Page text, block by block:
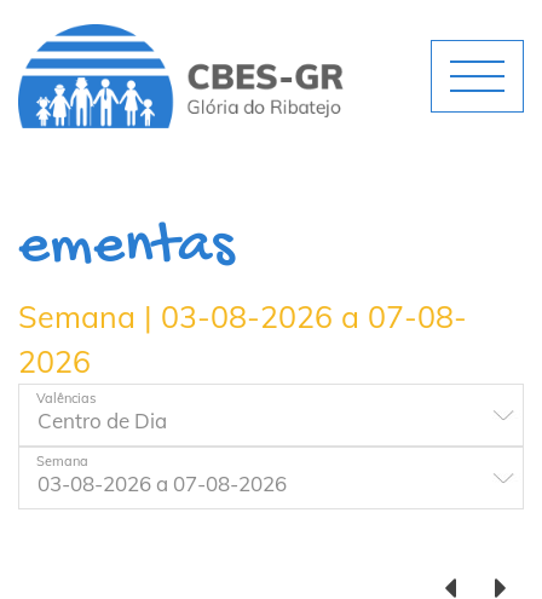
ementas
Semana | 03-08-2026 a 07-08-
2026
Valências
Semana